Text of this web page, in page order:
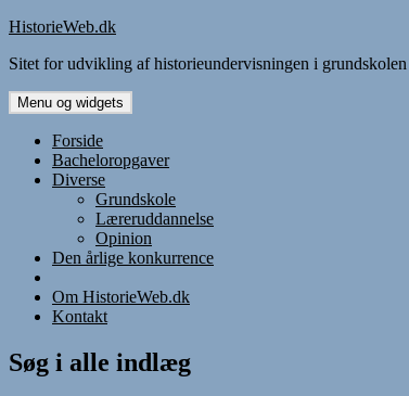
Hop
indhold
HistorieWeb.dk
Sitet for udvikling af historieundervisningen i grundskolen
Menu og widgets
Forside
Bacheloropgaver
Diverse
Grundskole
Læreruddannelse
Opinion
Den årlige konkurrence
Om HistorieWeb.dk
Kontakt
Søg i alle indlæg